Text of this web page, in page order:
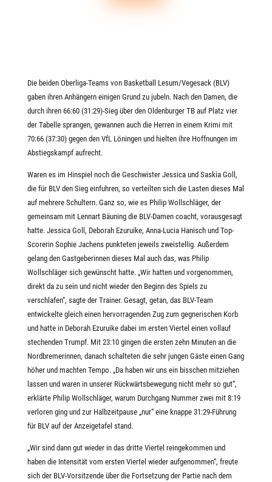
Die beiden Oberliga-Teams von Basketball Lesum/Vegesack (BLV)
gaben ihren Anhängern einigen Grund zu jubeln. Nach den Damen, die
durch ihren 66:60 (31:29)-Sieg über den Oldenburger TB auf Platz vier
der Tabelle sprangen, gewannen auch die Herren in einem Krimi mit
70:66 (37:30) gegen den VfL Löningen und hielten ihre Hoffnungen im
Abstiegskampf aufrecht.
Waren es im Hinspiel noch die Geschwister Jessica und Saskia Goll,
die für BLV den Sieg einfuhren, so verteilten sich die Lasten dieses Mal
auf mehrere Schultern. Ganz so, wie es Philip Wollschläger, der
gemeinsam mit Lennart Bäuning die BLV-Damen coacht, vorausgesagt
hatte. Jessica Goll, Deborah Ezuruike, Anna-Lucia Hanisch und Top-
Scorerin Sophie Jachens punkteten jeweils zweistellig. Außerdem
gelang den Gastgeberinnen dieses Mal auch das, was Philip
Wollschläger sich gewünscht hatte. „Wir hatten und vorgenommen,
direkt da zu sein und nicht wieder den Beginn des Spiels zu
verschlafen“, sagte der Trainer. Gesagt, getan, das BLV-Team
entwickelte gleich einen hervorragenden Zug zum gegnerischen Korb
und hatte in Deborah Ezuruike dabei im ersten Viertel einen vollauf
stechenden Trumpf. Mit 23:10 gingen die ersten zehn Minuten an die
Nordbremerinnen, danach schalteten die sehr jungen Gäste einen Gang
höher und machten Tempo. „Da haben wir uns ein bisschen mitziehen
lassen und waren in unserer Rückwärtsbewegung nicht mehr so gut“,
erklärte Philip Wollschläger, warum Durchgang Nummer zwei mit 8:19
verloren ging und zur Halbzeitpause „nur“ eine knappe 31:29-Führung
für BLV auf der Anzeigetafel stand.
„Wir sind dann gut wieder in das dritte Viertel reingekommen und
haben die Intensität vom ersten Viertel wieder aufgenommen“, freute
sich der BLV-Vorsitzende über die Fortsetzung der Partie nach dem